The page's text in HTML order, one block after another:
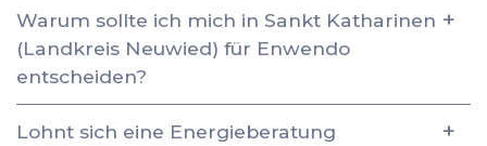
Warum sollte ich mich in Sankt Katharinen
(Landkreis Neuwied) für Enwendo
entscheiden?
Lohnt sich eine Energieberatung